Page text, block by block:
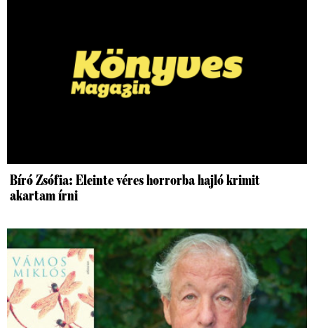
Bíró Zsófia: Eleinte véres horrorba hajló krimit
akartam írni